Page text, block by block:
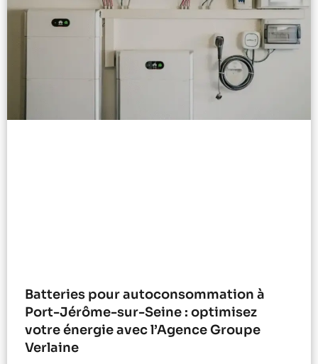
Batteries pour autoconsommation à
Port-Jérôme-sur-Seine : optimisez
votre énergie avec l’Agence Groupe
Verlaine